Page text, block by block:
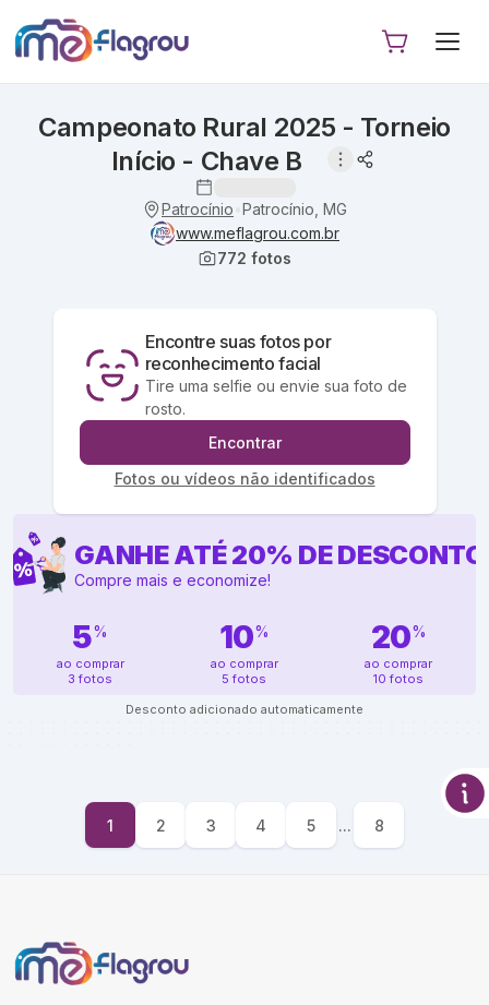
Campeonato Rural 2025 - Torneio
Início - Chave B
Patrocínio Patrocínio, MG
www.meflagrou.com.br
772 fotos
Encontre suas fotos por
reconhecimento facial
Tire uma selfie ou envie sua foto de
rosto.
Encontrar
Fotos ou vídeos não identificados
GANHE ATÉ20% DE DESCONTO
Compre mais e economize!
5%
ao comprar
3 fotos
10%
ao comprar
5 fotos
20%
ao comprar
10 fotos
Desconto adicionado automaticamente
1 2 3 4 5 ... 8